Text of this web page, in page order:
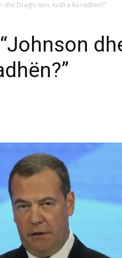
dhe Draghi ikën, kush e ka radhën?”